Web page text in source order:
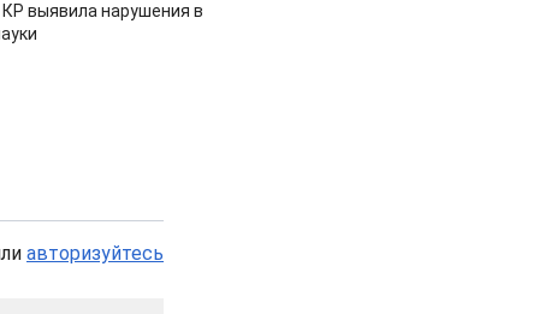
выявила нарушения в
авторизуйтесь